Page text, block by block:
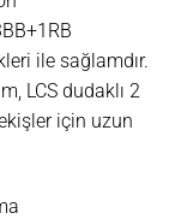
ile sağlamdır.
LCS dudaklı 2
için uzun